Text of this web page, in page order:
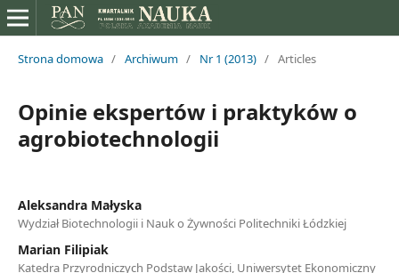
Strona domowa / Archiwum / Nr 1 (2013) / Articles
Opinie ekspertów i praktyków o
agrobiotechnologii
Aleksandra Małyska
Wydział Biotechnologii i Nauk o Żywności Politechniki Łódzkiej
Marian Filipiak
Katedra Przyrodniczych Podstaw Jakości, Uniwersytet Ekonomiczny